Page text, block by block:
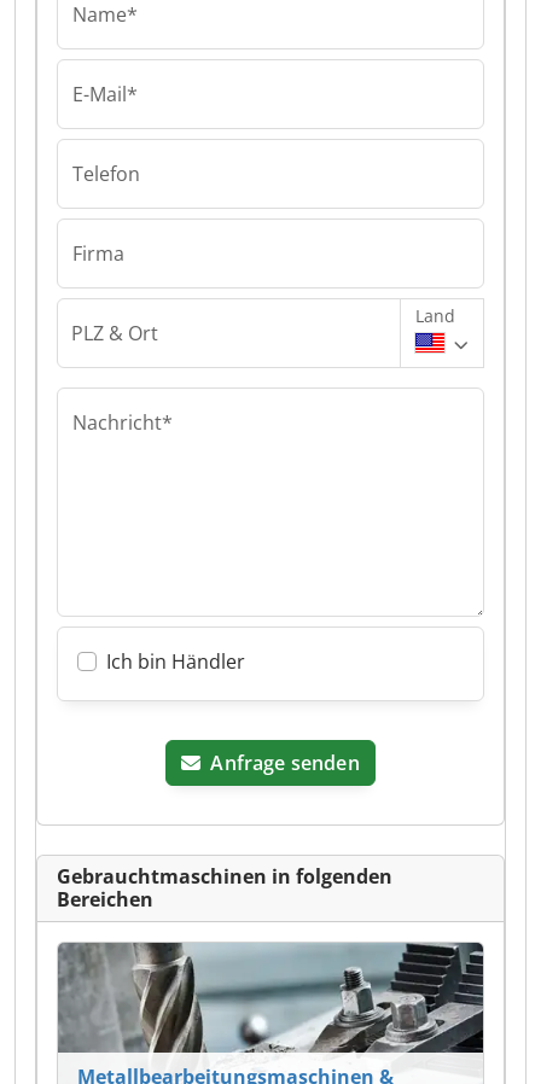
Name*
E-Mail*
Telefon
Firma
PLZ & Ort
Land
Nachricht*
Ich bin Händler
Anfrage senden
Gebrauchtmaschinen in folgenden
Bereichen
Metallbearbeitungsmaschinen &